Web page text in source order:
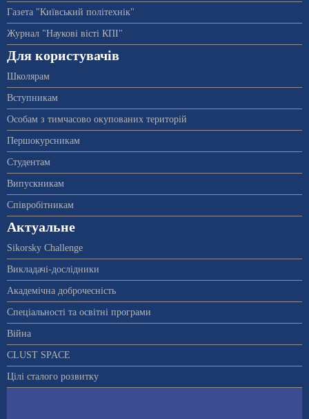
Газета "Київський політехнік"
Журнал "Наукові вісті КПІ"
Для користувачів
Школярам
Вступникам
Особам з тимчасово окупованих територій
Першокурсникам
Студентам
Випускникам
Співробітникам
Актуальне
Sikorsky Challenge
Викладачі-дослідники
Академічна доброчесність
Спеціальності та освітні програми
Війна
CLUST SPACE
Цілі сталого розвитку